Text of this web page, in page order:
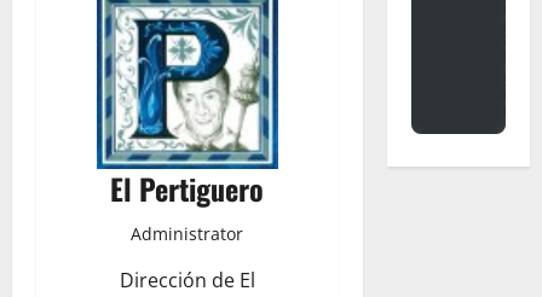
El Pertiguero
Administrator
Dirección de El